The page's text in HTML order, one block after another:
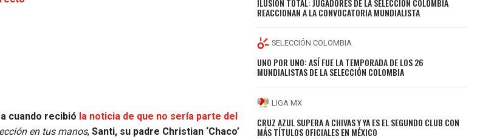
cuando recibió la noticia de que no sería parte del
en tus manos, Santi, su padre Christian ‘Chaco’
ILUSIÓN TOTAL: JUGADORES DE LA SELECCIÓN COLOMBIA
REACCIONAN A LA CONVOCATORIA MUNDIALISTA
SELECCIÓN COLOMBIA
UNO POR UNO: ASÍ FUE LA TEMPORADA DE LOS 26
MUNDIALISTAS DE LA SELECCIÓN COLOMBIA
LIGA MX
CRUZ AZUL SUPERA A CHIVAS Y YA ES EL SEGUNDO CLUB CON
MÁS TÍTULOS OFICIALES EN MÉXICO